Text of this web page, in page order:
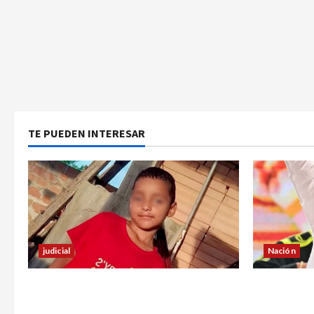
TE PUEDEN INTERESAR
judicial Nación